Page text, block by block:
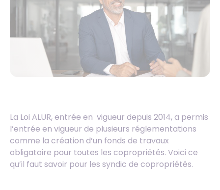
La Loi ALUR, entrée en vigueur depuis 2014, a permis
l’entrée en vigueur de plusieurs réglementations
comme la création d’un fonds de travaux
obligatoire pour toutes les copropriétés. Voici ce
qu’il faut savoir pour les syndic de copropriétés.